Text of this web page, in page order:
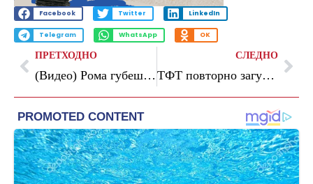
Facebook Twitter LinkedIn
Telegram WhatsApp OK
ПРЕТХОДНО
(Видео) Рома губеше до 94-та минута па победи во Парма
СЛЕДНО
ТФТ повторно загуби од Борац – Српскиот тим избори опстанок во АБА лигата